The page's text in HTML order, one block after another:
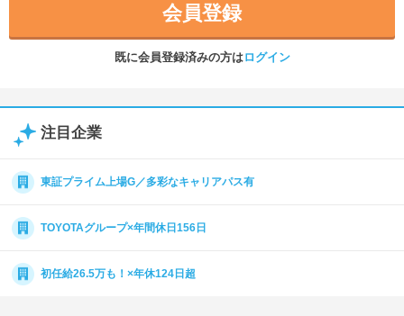
会員登録
既に会員登録済みの方はログイン
注目企業
東証プライム上場G／多彩なキャリアパス有
TOYOTAグループ×年間休日156日
初任給26.5万も！×年休124日超